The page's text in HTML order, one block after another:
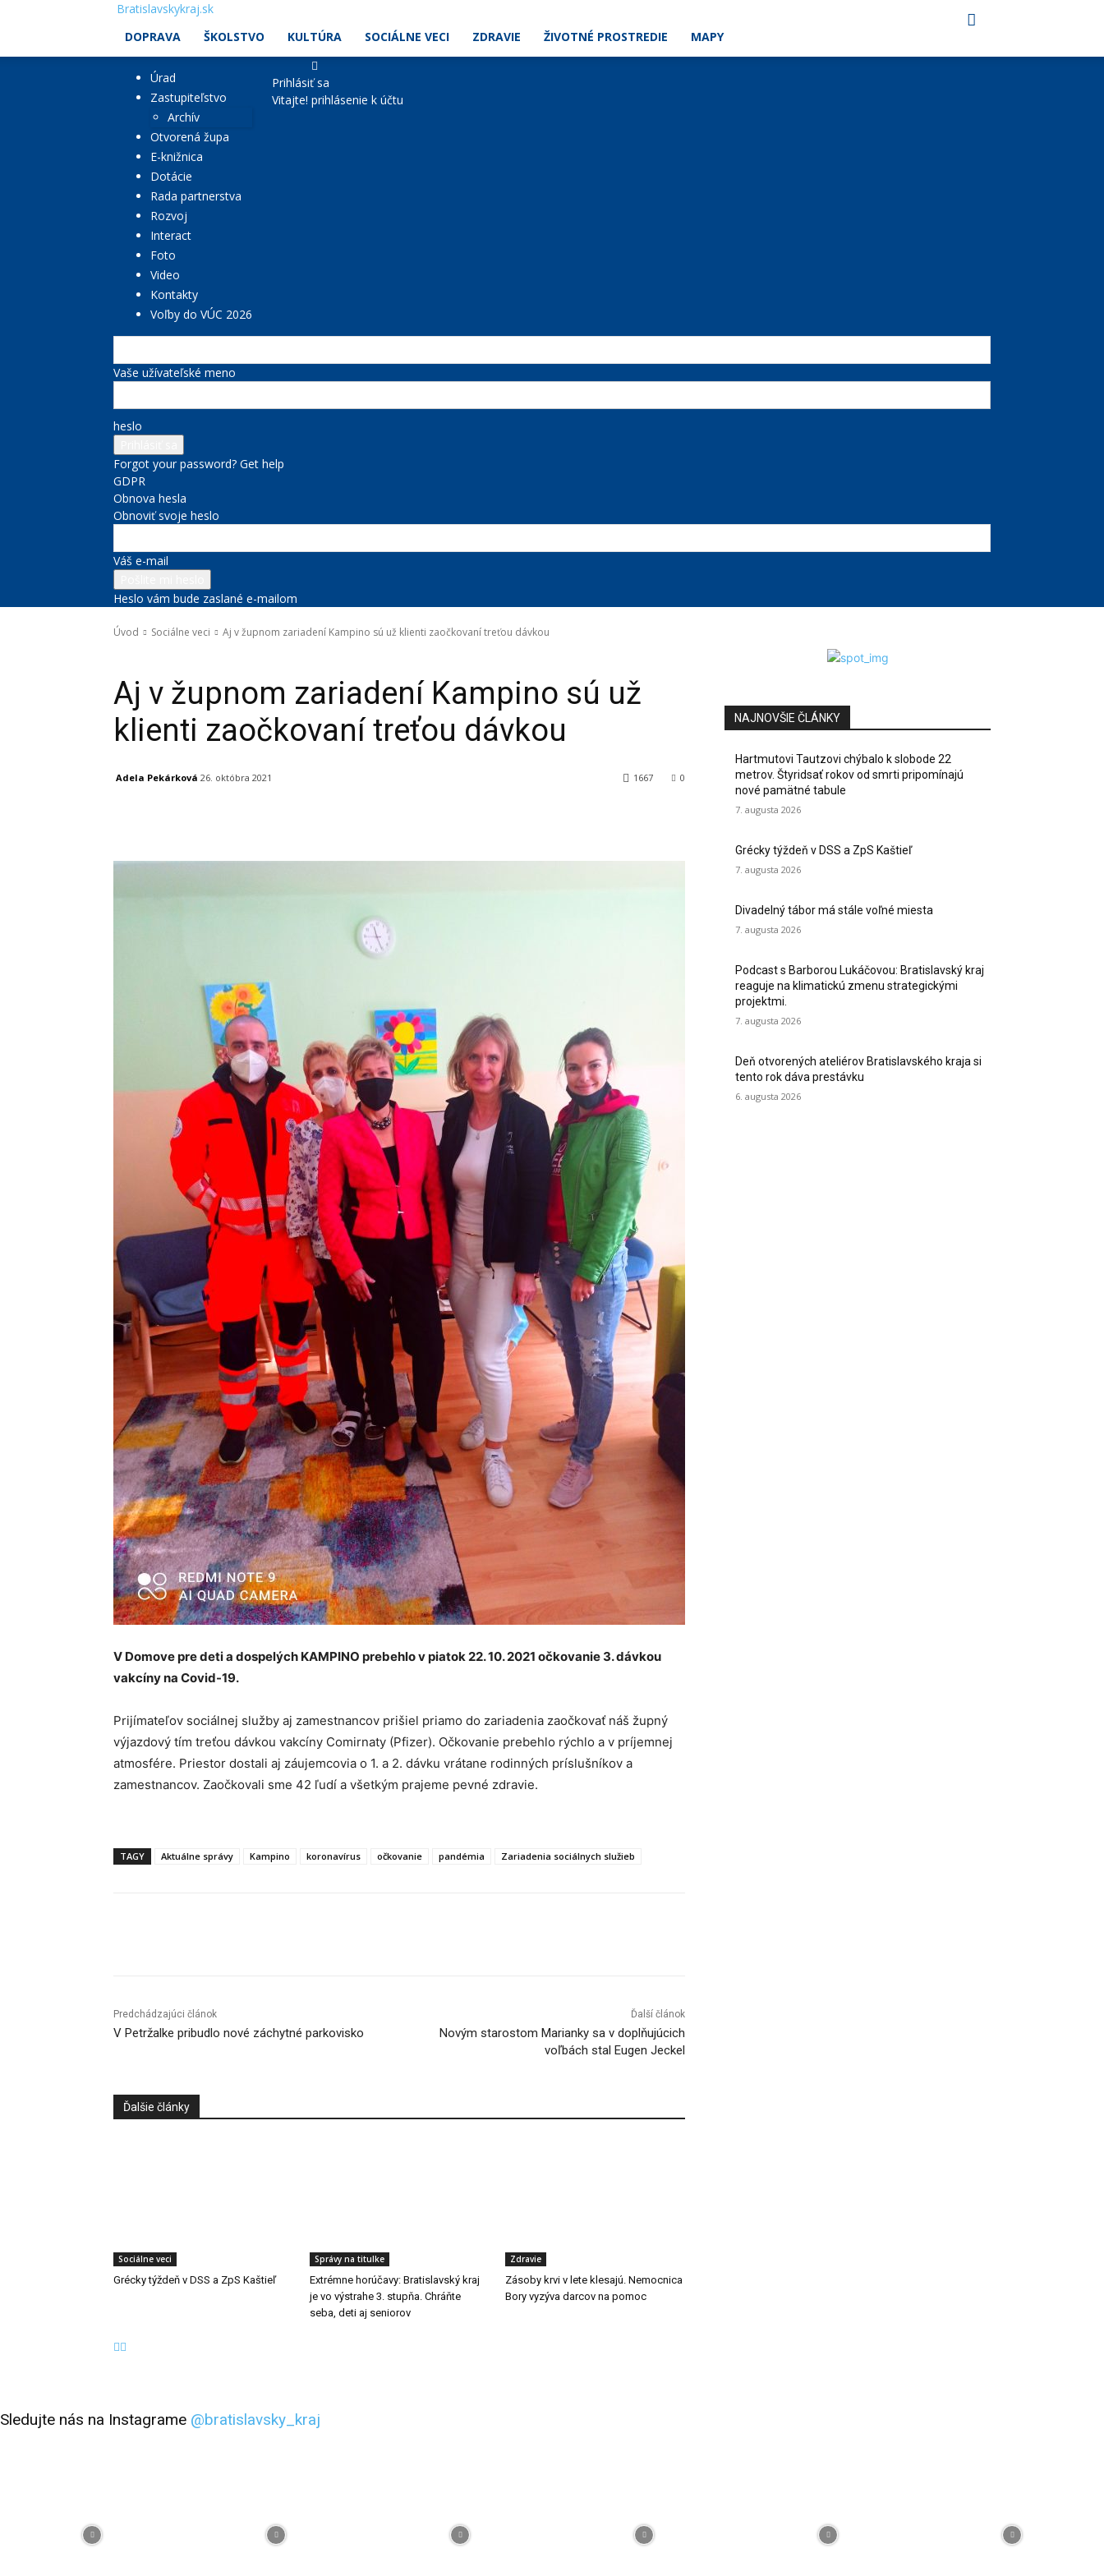
Bratislavskykraj.sk
DOPRAVA
ŠKOLSTVO KULTÚRA SOCIÁLNE VECI ZDRAVIE ŽIVOTNÉ PROSTREDIE MAPY
Úrad
Zastupiteľstvo
Archív
Otvorená župa
E-knižnica
Dotácie
Rada partnerstva
Rozvoj
Interact
Foto
Video
Kontakty
Voľby do VÚC 2026
Prihlásiť sa
Vitajte! prihlásenie k účtu
Vaše užívateľské meno
heslo
Forgot your password? Get help
GDPR
Obnova hesla
Obnoviť svoje heslo
Váš e-mail
Heslo vám bude zaslané e-mailom
Úvod Sociálne veci Aj v župnom zariadení Kampino sú už klienti zaočkovaní treťou dávkou
Aj v župnom zariadení Kampino sú už
klienti zaočkovaní treťou dávkou
Adela Pekárková 26. októbra 2021 0
1667
V Domove pre deti a dospelých KAMPINO prebehlo v piatok 22. 10. 2021 očkovanie 3. dávkou
vakcíny na Covid-19.
Prijímateľov sociálnej služby aj zamestnancov prišiel priamo do zariadenia zaočkovať náš župný
výjazdový tím treťou dávkou vakcíny Comirnaty (Pfizer). Očkovanie prebehlo rýchlo a v príjemnej
atmosfére. Priestor dostali aj záujemcovia o 1. a 2. dávku vrátane rodinných príslušníkov a
zamestnancov. Zaočkovali sme 42 ľudí a všetkým prajeme pevné zdravie.
TAGY Aktuálne správy Kampino koronavírus očkovanie pandémia Zariadenia sociálnych služieb
Predchádzajúci článok
V Petržalke pribudlo nové záchytné parkovisko
Ďalší článok
Novým starostom Marianky sa v doplňujúcich
voľbách stal Eugen Jeckel
Ďalšie články
Sociálne veci
Grécky týždeň v DSS a ZpS Kaštieľ
Správy na titulke
Extrémne horúčavy: Bratislavský kraj
je vo výstrahe 3. stupňa. Chráňte
seba, deti aj seniorov
Zdravie
Zásoby krvi v lete klesajú. Nemocnica
Bory vyzýva darcov na pomoc
NAJNOVŠIE ČLÁNKY
Hartmutovi Tautzovi chýbalo k slobode 22
metrov. Štyridsať rokov od smrti pripomínajú
nové pamätné tabule
7. augusta 2026
Grécky týždeň v DSS a ZpS Kaštieľ
7. augusta 2026
Divadelný tábor má stále voľné miesta
7. augusta 2026
Podcast s Barborou Lukáčovou: Bratislavský kraj
reaguje na klimatickú zmenu strategickými
projektmi.
7. augusta 2026
Deň otvorených ateliérov Bratislavského kraja si
tento rok dáva prestávku
6. augusta 2026
Sledujte nás na Instagrame @bratislavsky_kraj